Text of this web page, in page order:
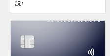
説♪